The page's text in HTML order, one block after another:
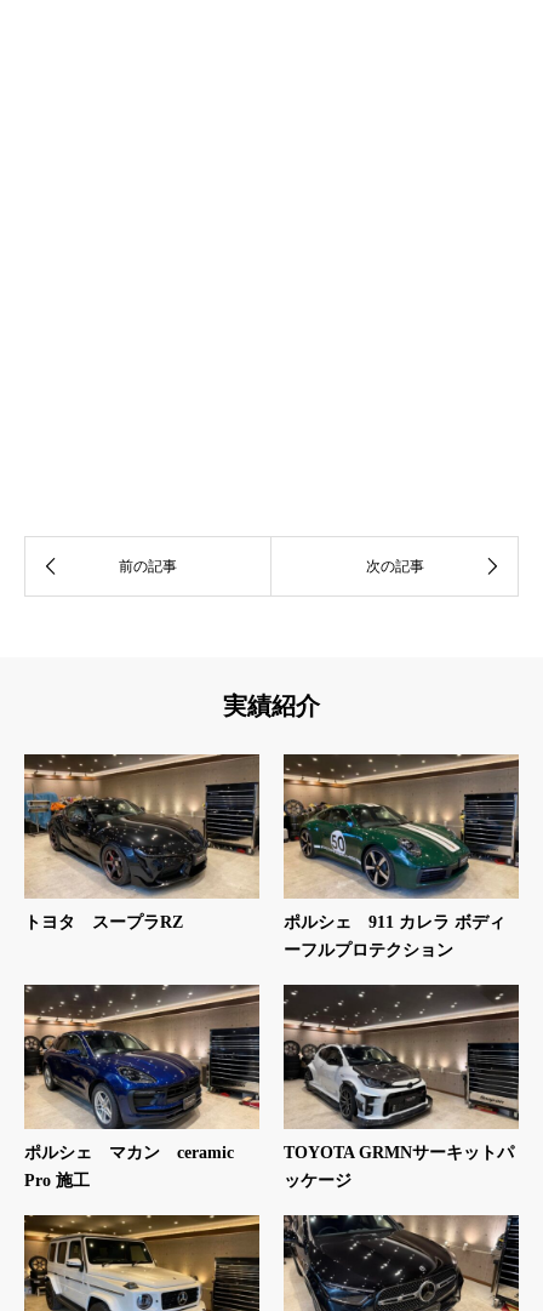
実績紹介
トヨタ スープラRZ
ポルシェ 911 カレラ ボディ
ーフルプロテクション
ポルシェ マカン ceramic
Pro 施工
TOYOTA GRMNサーキットパ
ッケージ